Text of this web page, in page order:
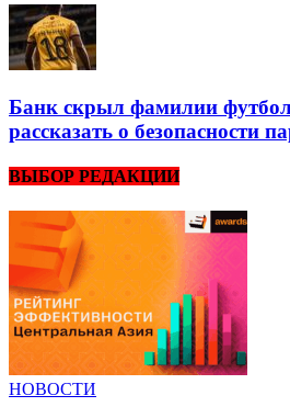
Банк скрыл фамилии
рассказать о безопасности
ВЫБОР РЕДАКЦИИ
НОВОСТИ